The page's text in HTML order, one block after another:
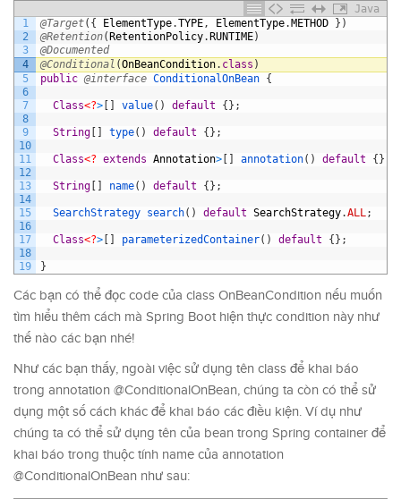
Java
1
2
3
4
5
6
7
8
9
10
11
12
13
14
15
16
17
18
19
@Target( { ElementType.TYPE , ElementType.METHOD } )
@Retention(RetentionPolicy.RUNTIME)
@Documented
@Conditional (OnBeanCondition. class )
public @interface ConditionalOnBean {
Class<?> [ ] value( ) default {} ;
String [ ] type( ) default {} ;
Class<? extends Annotation> [ ] annotation( ) default {}
String [ ] name( ) default {} ;
SearchStrategy search( ) default SearchStrategy.ALL ;
Class<?> [ ] parameterizedContainer( ) default {} ;
}
Các bạn có thể đọc code của class OnBeanCondition nếu muốn
tìm hiểu thêm cách mà Spring Boot hiện thực condition này như
thế nào các bạn nhé!
Như các bạn thấy, ngoài việc sử dụng tên class để khai báo
trong annotation @ConditionalOnBean, chúng ta còn có thể sử
dụng một số cách khác để khai báo các điều kiện. Ví dụ như
chúng ta có thể sử dụng tên của bean trong Spring container để
khai báo trong thuộc tính name của annotation
@ConditionalOnBean như sau: